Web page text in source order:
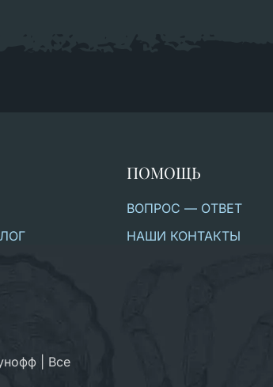
ПОМОЩЬ
ВОПРОС — ОТВЕТ
НАШИ КОНТАКТЫ
| Все